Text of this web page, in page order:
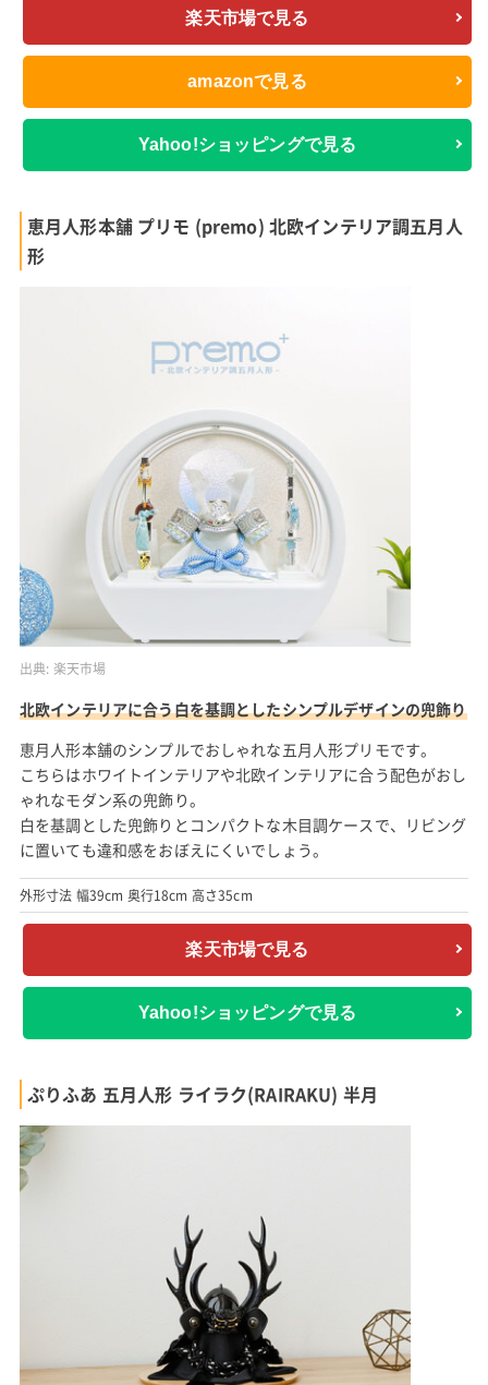
楽天市場で見る
amazonで見る
Yahoo!ショッピングで見る
恵月人形本舗 プリモ (premo) 北欧インテリア調五月人
形
出典: 楽天市場
北欧インテリアに合う白を基調としたシンプルデザインの兜飾り
恵月人形本舗のシンプルでおしゃれな五月人形プリモです。
こちらはホワイトインテリアや北欧インテリアに合う配色がおし
ゃれなモダン系の兜飾り。
白を基調とした兜飾りとコンパクトな木目調ケースで、リビング
に置いても違和感をおぼえにくいでしょう。
外形寸法 幅39cm 奥行18cm 高さ35cm
楽天市場で見る
Yahoo!ショッピングで見る
ぷりふあ 五月人形 ライラク(RAIRAKU) 半月